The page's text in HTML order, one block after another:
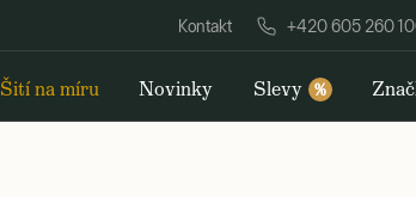
Kontakt +420 605 260
Šití na míru Novinky Slevy %